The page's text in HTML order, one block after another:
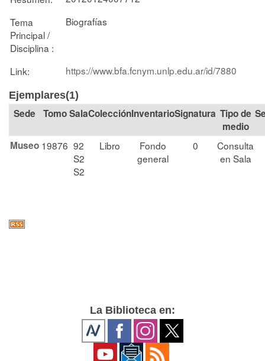
Tema
Principal /
Disciplina :
Biografías
Link: https://www.bfa.fcnym.unlp.edu.ar/id/7880
Ejemplares(1)
Tomo SalaColección Signatura Tipo de
medio
Museo 19876 92
S2
S2
Libro
Fondo
general
0
Consulta
en Sala
La Biblioteca en: